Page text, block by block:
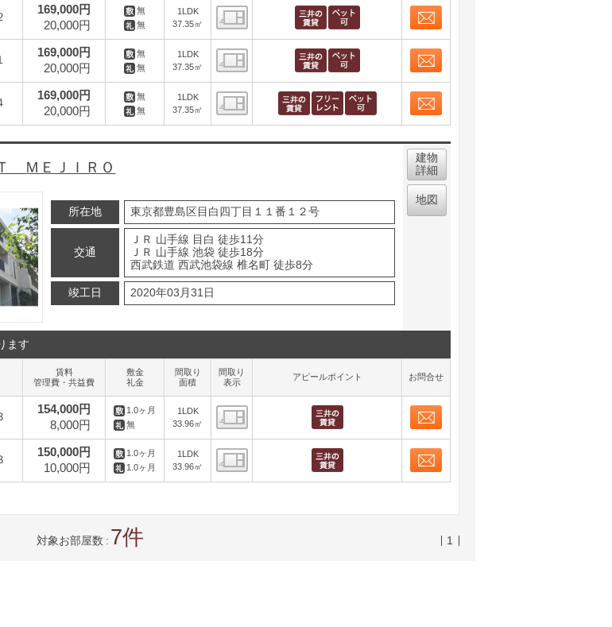
169,000円
20,000円
無
無
1LDK
37.35㎡
間取り表示
169,000円
20,000円
無
無
1LDK
37.35㎡
間取り表示
169,000円
20,000円
無
無
1LDK
37.35㎡
間取り表示
ＭＥＪＩＲＯ
所在地 東京都豊島区目白四丁目１１番１２号
交通
ＪＲ 山手線 目白 徒歩11分
ＪＲ 山手線 池袋 徒歩18分
西武鉄道 西武池袋線 椎名町 徒歩8分
竣工日 2020年03月31日
建物
詳細
地図
ます
賃料
管理費・共益費
敷金
礼金
間取り
面積
間取り
表示
アピールポイント お問合せ
154,000円
8,000円
1.0ヶ月
無
1LDK
33.96㎡
間取り表示
150,000円
10,000円
1.0ヶ月
1.0ヶ月
1LDK
33.96㎡
間取り表示
対象お部屋数 7 1